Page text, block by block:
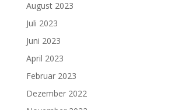
August 2023
Juli 2023
Juni 2023
April 2023
Februar 2023
Dezember 2022